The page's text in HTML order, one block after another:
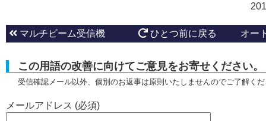
マルチビーム受信機 ひとつ前に戻る オー
この用語の改善に向けてご意見をお寄せください。
受信確認メール以外、個別のお返事は原則いたしませんのでご了解く
メールアドレス (必須)